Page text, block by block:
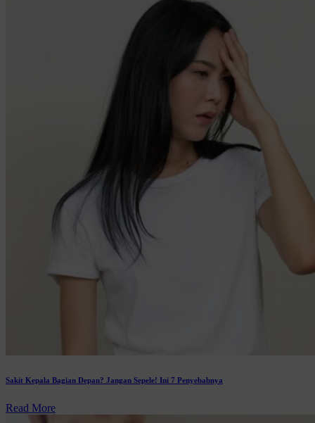
Sakit Kepala Bagian Depan? Jangan Sepele! Ini 7 Penyebabnya
Read More